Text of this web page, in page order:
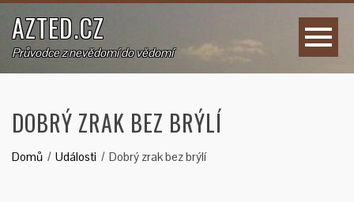
AZTED.CZ
Průvodce z nevědomí do vědomí
DOBRÝ ZRAK BEZ BRÝLÍ
Domů Události Dobrý zrak bez brýlí